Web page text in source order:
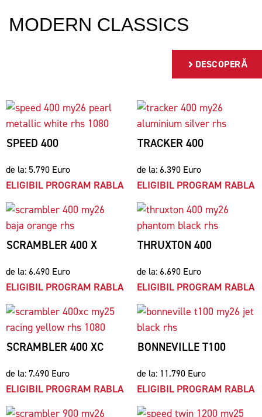
MODERN CLASSICS
DESCOPERĂ
SPEED 400
de la: 5.790 Euro
ELIGIBIL PROGRAM RABLA
TRACKER 400
de la: 6.390 Euro
ELIGIBIL PROGRAM RABLA
SCRAMBLER 400 X
de la: 6.490 Euro
ELIGIBIL PROGRAM RABLA
THRUXTON 400
de la: 6.690 Euro
ELIGIBIL PROGRAM RABLA
SCRAMBLER 400 XC
de la: 7.490 Euro
ELIGIBIL PROGRAM RABLA
BONNEVILLE T100
de la: 11.790 Euro
ELIGIBIL PROGRAM RABLA